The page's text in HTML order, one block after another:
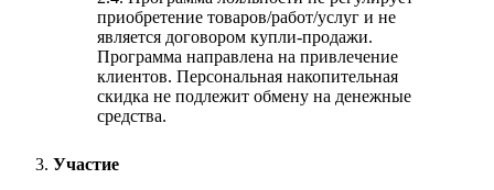
приобретение товаров/работ/услуг и не
является договором купли-продажи.
Программа направлена на привлечение
клиентов. Персональная накопительная
скидка не подлежит обмену на денежные
средства.
Участие